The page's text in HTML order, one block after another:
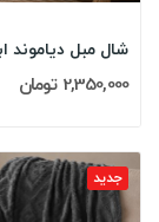
2,350,000 تومان
جدید